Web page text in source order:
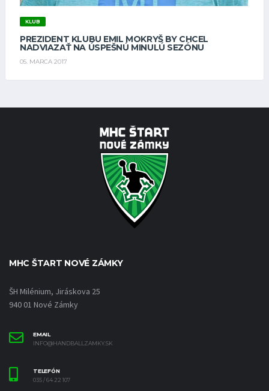
KLUB
PREZIDENT KLUBU EMIL MOKRYŠ BY CHCEL
NADVIAZAŤ NA ÚSPEŠNÚ MINULÚ SEZÓNU
05. MARCA 2017
MHC ŠTART NOVÉ ZÁMKY
ŠH Milénium, Jiráskova 25
940 01 Nové Zámky
EMAIL
INFO@HANDBALLZAMKY.SK
TELEFÓN
035 / 64 22 107